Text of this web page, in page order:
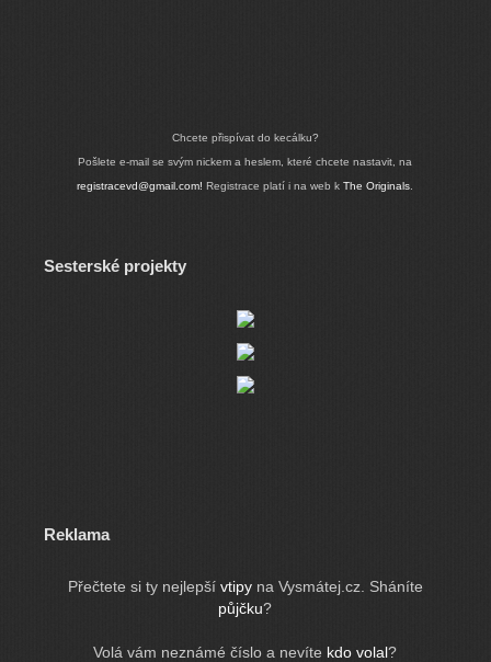
Chcete přispívat do kecálku?
Pošlete e-mail se svým nickem a heslem, které chcete nastavit, na
registracevd@gmail.com! Registrace platí i na web kThe Originals
Sesterské projekty
Reklama
Přečtete si ty nejlepší vtipy na Vysmátej.cz. Sháníte
půjčku?
Volá vám neznámé číslo a nevíte kdo volal?